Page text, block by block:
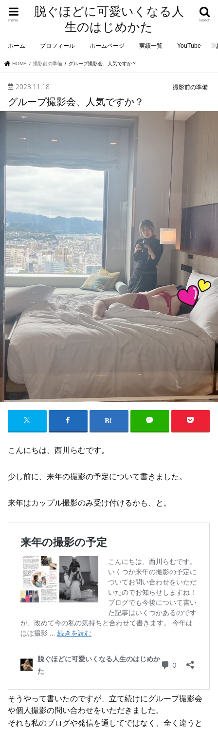
脱ぐほどに可愛いくなる人
生のはじめかた
search
menu
ホーム プロフィール ホームページ 実績一覧 YouTube
HOME 撮影前の準備 グループ撮影会、人気ですか？
撮影前の準備
2023.11.18
グループ撮影会、人気ですか？
こんにちは、西川らむです。
少し前に、来年の撮影の予定について書きました。
来年はカップル撮影のみ受け付けるかも、と。
そうやって書いたのですが、立て続けにグループ撮影会
や個人撮影の問い合わせをいただきました。
それも私のブログや発信を通してではなく、全く違うと